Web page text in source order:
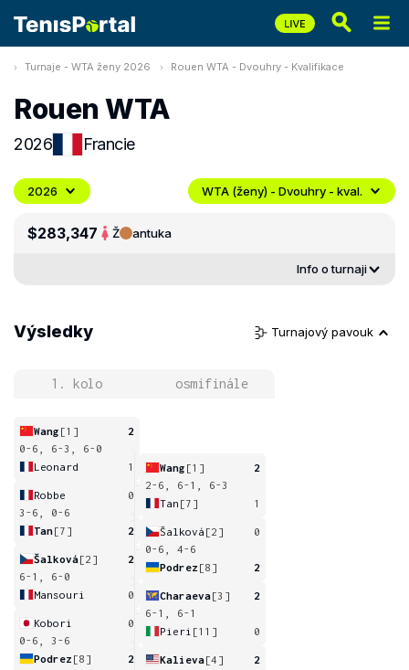
Turnaje - WTA ženy 2026 Rouen WTA - Dvouhry - Kvalifikace
Rouen WTA
2026 Francie
2026 WTA (ženy) - Dvouhry - kval.
$283,347 Ž antuka
Info o turnaji
Výsledky Turnajový pavouk
1. kolo osmifinále
Wang [1]
2
0-6, 6-3, 6-0
Leonard
1
Robbe
0
3-6, 0-6
Tan[7] 2
Šalková[2]
2
6-1, 6-0
Mansouri
0
Kobori
0
0-6, 3-6
Podrez [8] 2
Wang [1]
2
2-6, 6-1, 6-3
Tan [7] 1
Šalková [2]
0
0-6, 4-6
Podrez [8] 2
Charaeva[3]
2
6-1, 6-1
Pieri [11] 0
Kalieva[4]
2